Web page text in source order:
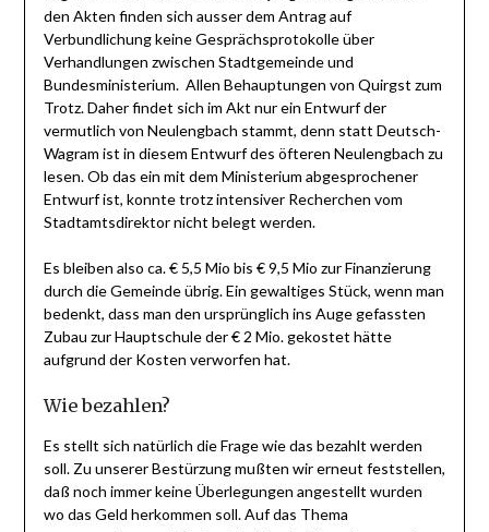
den Akten finden sich ausser dem Antrag auf
Verbundlichung keine Gesprächsprotokolle über
Verhandlungen zwischen Stadtgemeinde und
Bundesministerium. Allen Behauptungen von Quirgst zum
Trotz. Daher findet sich im Akt nur ein Entwurf der
vermutlich von Neulengbach stammt, denn statt Deutsch-
Wagram ist in diesem Entwurf des öfteren Neulengbach zu
lesen. Ob das ein mit dem Ministerium abgesprochener
Entwurf ist, konnte trotz intensiver Recherchen vom
Stadtamtsdirektor nicht belegt werden.
Es bleiben also ca. € 5,5 Mio bis € 9,5 Mio zur Finanzierung
durch die Gemeinde übrig. Ein gewaltiges Stück, wenn man
bedenkt, dass man den ursprünglich ins Auge gefassten
Zubau zur Hauptschule der € 2 Mio. gekostet hätte
aufgrund der Kosten verworfen hat.
Wie bezahlen?
Es stellt sich natürlich die Frage wie das bezahlt werden
soll. Zu unserer Bestürzung mußten wir erneut feststellen,
daß noch immer keine Überlegungen angestellt wurden
wo das Geld herkommen soll. Auf das Thema